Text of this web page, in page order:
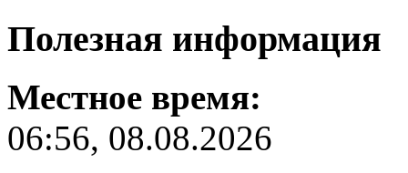
Полезная информация
Местное время:
06:56, 08.08.2026